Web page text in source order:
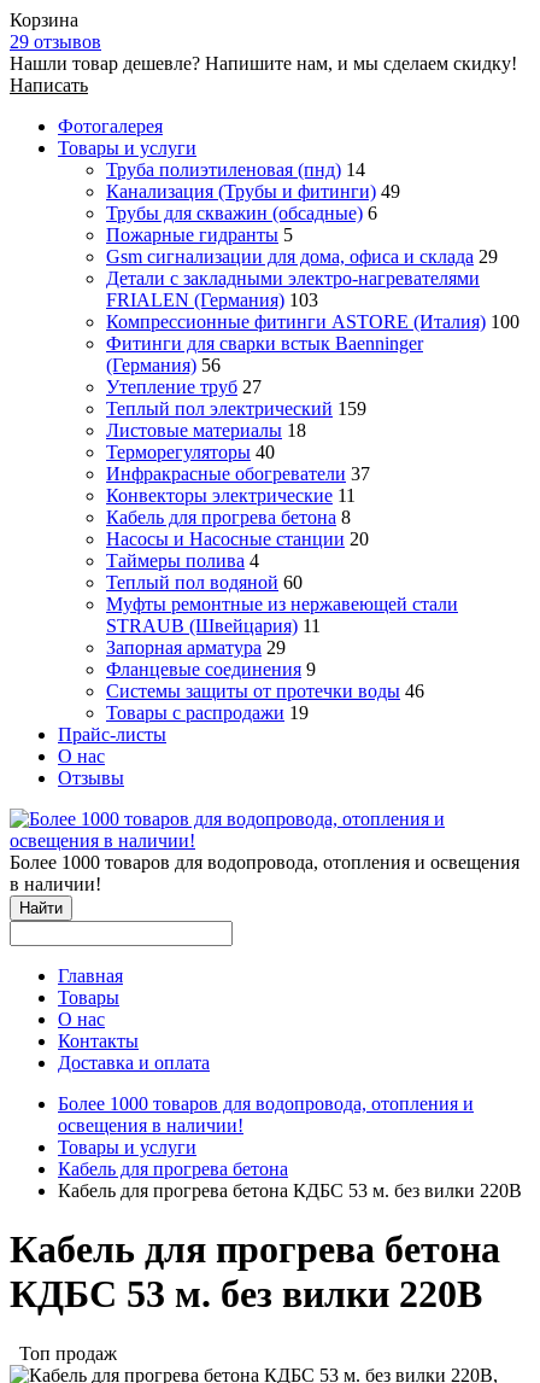
Корзина
29 отзывов
Нашли товар дешевле? Напишите нам, и мы сделаем скидку!
Написать
Фотогалерея
Товары и услуги
Труба полиэтиленовая (пнд) 14
Канализация (Трубы и фитинги) 49
Трубы для скважин (обсадные) 6
Пожарные гидранты 5
Gsm сигнализации для дома, офиса и склада 29
Детали с закладными электро-нагревателями
FRIALEN (Германия) 103
Компрессионные фитинги ASTORE (Италия) 100
Фитинги для сварки встык Baenninger
(Германия) 56
Утепление труб 27
Теплый пол электрический 159
Листовые материалы 18
Терморегуляторы 40
Инфракрасные обогреватели 37
Конвекторы электрические 11
Кабель для прогрева бетона 8
Насосы и Насосные станции 20
Таймеры полива 4
Теплый пол водяной 60
Муфты ремонтные из нержавеющей стали
STRAUB (Швейцария) 11
Запорная арматура 29
Фланцевые соединения 9
Системы защиты от протечки воды 46
Товары с распродажи 19
Прайс-листы
О нас
Отзывы
Более 1000 товаров для водопровода, отопления и освещения
в наличии!
Найти
Главная
Товары
О нас
Контакты
Доставка и оплата
Более 1000 товаров для водопровода, отопления и
освещения в наличии!
Товары и услуги
Кабель для прогрева бетона
Кабель для прогрева бетона КДБС 53 м. без вилки 220В
Кабель для прогрева бетона
КДБС 53 м. без вилки 220В
Топ продаж